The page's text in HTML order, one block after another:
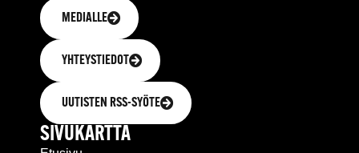
MEDIALLE
YHTEYSTIEDOT
UUTISTEN RSS-SYÖTE
SIVUKARTTA